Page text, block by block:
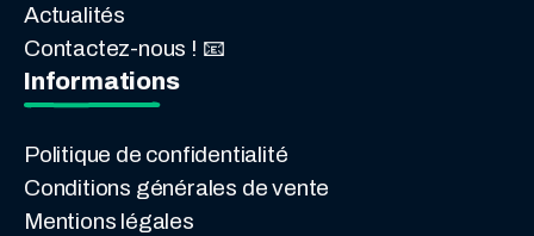
Actualités
Contactez-nous ! 📧
Informations
Politique de confidentialité
Conditions générales de vente
Mentions légales